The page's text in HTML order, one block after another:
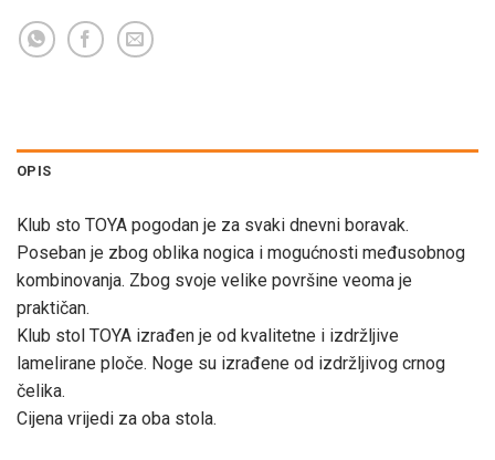
OPIS
Klub sto TOYA pogodan je za svaki dnevni boravak.
Poseban je zbog oblika nogica i mogućnosti međusobnog
kombinovanja. Zbog svoje velike površine veoma je
praktičan.
Klub stol TOYA izrađen je od kvalitetne i izdržljive
lamelirane ploče. Noge su izrađene od izdržljivog crnog
čelika.
Cijena vrijedi za oba stola.